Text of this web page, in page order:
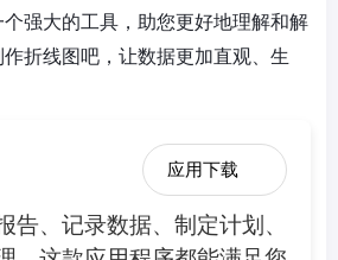
强大的工具，助您更好地理解和解
折线图吧，让数据更加直观、生
应用下载
告、记录数据、制定计划、